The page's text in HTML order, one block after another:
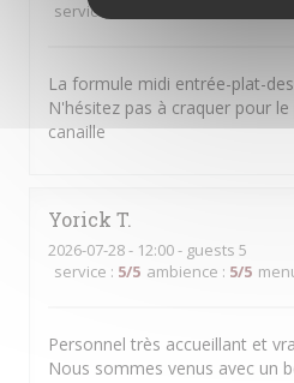
service
La formule midi entrée-plat-
N'hésitez pas à craquer pour
canaille
Yorick T
2026-07-28- 12:00 - guests 5
service : 5/5 ambience : 5/5
Personnel très accueillant et
Nous sommes venus avec un